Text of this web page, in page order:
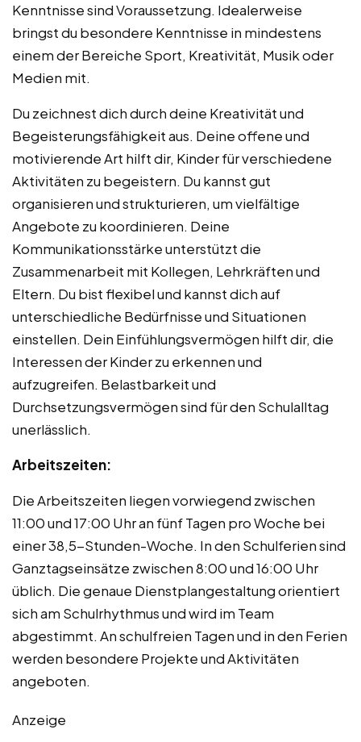
Kenntnisse sind Voraussetzung. Idealerweise
bringst du besondere Kenntnisse in mindestens
einem der Bereiche Sport, Kreativität, Musik oder
Medien mit.
Du zeichnest dich durch deine Kreativität und
Begeisterungsfähigkeit aus. Deine offene und
motivierende Art hilft dir, Kinder für verschiedene
Aktivitäten zu begeistern. Du kannst gut
organisieren und strukturieren, um vielfältige
Angebote zu koordinieren. Deine
Kommunikationsstärke unterstützt die
Zusammenarbeit mit Kollegen, Lehrkräften und
Eltern. Du bist flexibel und kannst dich auf
unterschiedliche Bedürfnisse und Situationen
einstellen. Dein Einfühlungsvermögen hilft dir, die
Interessen der Kinder zu erkennen und
aufzugreifen. Belastbarkeit und
Durchsetzungsvermögen sind für den Schulalltag
unerlässlich.
Arbeitszeiten:
Die Arbeitszeiten liegen vorwiegend zwischen
11:00 und 17:00 Uhr an fünf Tagen pro Woche bei
einer 38,5-Stunden-Woche. In den Schulferien sind
Ganztagseinsätze zwischen 8:00 und 16:00 Uhr
üblich. Die genaue Dienstplangestaltung orientiert
sich am Schulrhythmus und wird im Team
abgestimmt. An schulfreien Tagen und in den Ferien
werden besondere Projekte und Aktivitäten
angeboten.
Anzeige